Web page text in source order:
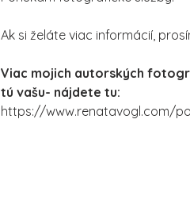
Ak si želáte viac informácií,
Viac mojich autorských
tú vašu- nájdete tu:
https://www.renatavogl.com/